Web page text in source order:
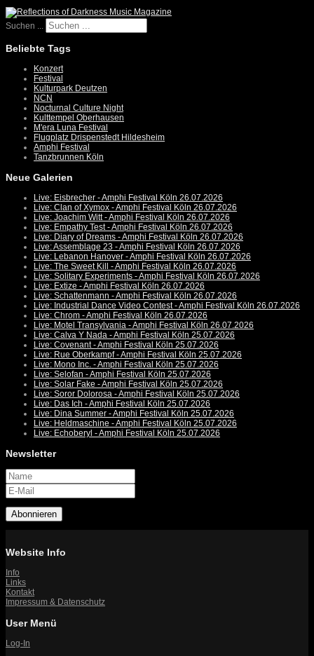
Suchen ...
Beliebte Tags
Konzert
Festival
Kulturpark Deutzen
NCN
Nocturnal Culture Night
Kulttempel Oberhausen
M'era Luna Festival
Flugplatz Drispenstedt Hildesheim
Amphi Festival
Tanzbrunnen Köln
Neue Galerien
Live: Eisbrecher - Amphi Festival Köln 26.07.2026
Live: Clan of Xymox - Amphi Festival Köln 26.07.2026
Live: Joachim Witt - Amphi Festival Köln 26.07.2026
Live: Empathy Test - Amphi Festival Köln 26.07.2026
Live: Diary of Dreams - Amphi Festival Köln 26.07.2026
Live: Assemblage 23 - Amphi Festival Köln 26.07.2026
Live: Lebanon Hanover - Amphi Festival Köln 26.07.2026
Live: The Sweet Kill - Amphi Festival Köln 26.07.2026
Live: Solitary Experiments - Amphi Festival Köln 26.07.2026
Live: Extize - Amphi Festival Köln 26.07.2026
Live: Schattenmann - Amphi Festival Köln 26.07.2026
Live: Industrial Dance Video Contest - Amphi Festival Köln 26.07.2026
Live: Chrom - Amphi Festival Köln 26.07.2026
Live: Motel Transylvania - Amphi Festival Köln 26.07.2026
Live: Calva Y Nada - Amphi Festival Köln 25.07.2026
Live: Covenant - Amphi Festival Köln 25.07.2026
Live: Rue Oberkampf - Amphi Festival Köln 25.07.2026
Live: Mono Inc. - Amphi Festival Köln 25.07.2026
Live: Selofan - Amphi Festival Köln 25.07.2026
Live: Solar Fake - Amphi Festival Köln 25.07.2026
Live: Soror Dolorosa - Amphi Festival Köln 25.07.2026
Live: Das Ich - Amphi Festival Köln 25.07.2026
Live: Dina Summer - Amphi Festival Köln 25.07.2026
Live: Heldmaschine - Amphi Festival Köln 25.07.2026
Live: Echoberyl - Amphi Festival Köln 25.07.2026
Newsletter
Abonnieren
Website Info
Info
Links
Kontakt
Impressum & Datenschutz
User Menü
Log-In